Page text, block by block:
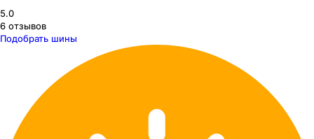
5.0
6 отзывов
Подобрать шины